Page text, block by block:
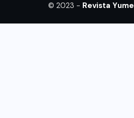
© 2023 - Revista Yume